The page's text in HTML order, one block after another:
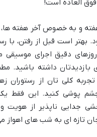
العاده است!
هفته و به خصوص آخر هفته
بهتر است قبل از رفتن، با
دقیق اجرای موسیقی
بازدیدتان داشته باشید.
کلی تان از رستوران
چشم پوشی کنید. این فقط
جدایی ناپذیر از هویت
تازه ای به شب های اهواز